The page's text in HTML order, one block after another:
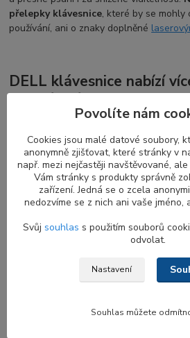
přelepky klávesnice, které by se mohly
používání, ani o znaky doplněné
DELL klávesnice nabízí
podsvícení
U této klávesnice snadno nastavíte
klávesdle svých preferencí, ať už v
jednoduše při práci stisknutím
běžné, že řada modelů nabízí řadu
50%, 75% a 100% podsvícení), což
podmínkách se sníženou viditelností.
můžete snadno přizpůsobit jas
oceníte při své práci na notebooku v
variantu s LED
Povolíte nám
Cookies jsou malé datové soubory,
anonymně zjišťovat, které stránky v
např. mezi nejčastěji navštěvované,
Vám stránky s produkty správně
zařízení. Jedná se o zcela
nedozvíme se z nich ani vaše jméno,
Svůj souhlas s použitím souborů
odvolat.
Nastavení
Souhlas můžete